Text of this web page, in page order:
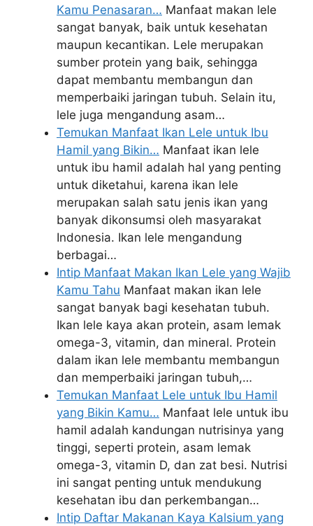
Kamu Penasaran… Manfaat makan lele
sangat banyak, baik untuk kesehatan
maupun kecantikan. Lele merupakan
sumber protein yang baik, sehingga
dapat membantu membangun dan
memperbaiki jaringan tubuh. Selain itu,
lele juga mengandung asam…
Temukan Manfaat Ikan Lele untuk Ibu
Hamil yang Bikin… Manfaat ikan lele
untuk ibu hamil adalah hal yang penting
untuk diketahui, karena ikan lele
merupakan salah satu jenis ikan yang
banyak dikonsumsi oleh masyarakat
Indonesia. Ikan lele mengandung
berbagai…
Intip Manfaat Makan Ikan Lele yang Wajib
Kamu Tahu Manfaat makan ikan lele
sangat banyak bagi kesehatan tubuh.
Ikan lele kaya akan protein, asam lemak
omega-3, vitamin, dan mineral. Protein
dalam ikan lele membantu membangun
dan memperbaiki jaringan tubuh,…
Temukan Manfaat Lele untuk Ibu Hamil
yang Bikin Kamu… Manfaat lele untuk ibu
hamil adalah kandungan nutrisinya yang
tinggi, seperti protein, asam lemak
omega-3, vitamin D, dan zat besi. Nutrisi
ini sangat penting untuk mendukung
kesehatan ibu dan perkembangan…
Intip Daftar Makanan Kaya Kalsium yang